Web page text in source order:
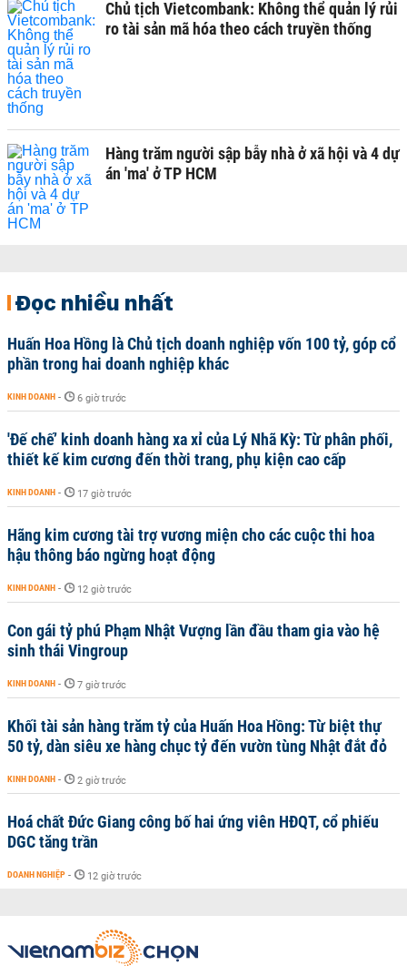
Chủ tịch Vietcombank: Không thể quản lý rủi
ro tài sản mã hóa theo cách truyền thống
Hàng trăm người sập bẫy nhà ở xã hội và 4 dự
án 'ma' ở TP HCM
Đọc nhiều nhất
Huấn Hoa Hồng là Chủ tịch doanh nghiệp vốn 100 tỷ, góp cổ
phần trong hai doanh nghiệp khác
KINH DOANH - 6 giờ trước
'Đế chế’ kinh doanh hàng xa xỉ của Lý Nhã Kỳ: Từ phân phối,
thiết kế kim cương đến thời trang, phụ kiện cao cấp
KINH DOANH - 17 giờ trước
Hãng kim cương tài trợ vương miện cho các cuộc thi hoa
hậu thông báo ngừng hoạt động
KINH DOANH - 12 giờ trước
Con gái tỷ phú Phạm Nhật Vượng lần đầu tham gia vào hệ
sinh thái Vingroup
KINH DOANH - 7 giờ trước
Khối tài sản hàng trăm tỷ của Huấn Hoa Hồng: Từ biệt thự
50 tỷ, dàn siêu xe hàng chục tỷ đến vườn tùng Nhật đắt đỏ
KINH DOANH - 2 giờ trước
Hoá chất Đức Giang công bố hai ứng viên HĐQT, cổ phiếu
DGC tăng trần
DOANH NGHIỆP - 12 giờ trước